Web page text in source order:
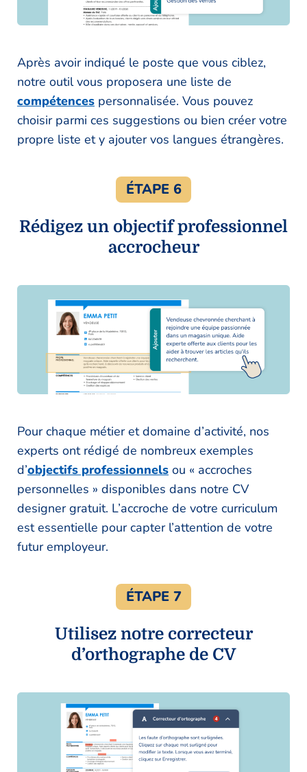
Après avoir indiqué le poste que vous ciblez,
notre outil vous proposera une liste de
compétences personnalisée. Vous pouvez
choisir parmi ces suggestions ou bien créer votre
propre liste et y ajouter vos langues étrangères.
ÉTAPE 6
Rédigez un objectif professionnel
accrocheur
Pour chaque métier et domaine d’activité, nos
experts ont rédigé de nombreux exemples
d’objectifs professionnels ou « accroches
personnelles » disponibles dans notre CV
designer gratuit. L’accroche de votre curriculum
est essentielle pour capter l’attention de votre
futur employeur.
ÉTAPE 7
Utilisez notre correcteur
d’orthographe de CV